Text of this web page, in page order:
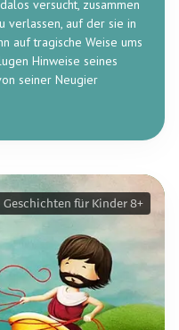
versucht, zusammen
verlassen, auf der sie in
auf tragische Weise ums
Hinweise seines
seiner Neugier
Geschichten für Kinder 8+